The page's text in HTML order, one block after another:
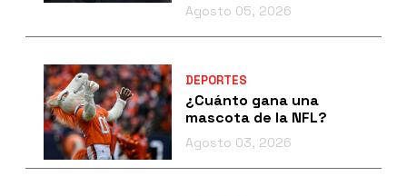
Agosto 05, 2026
DEPORTES
¿Cuánto gana una
mascota de la NFL?
Agosto 03, 2026